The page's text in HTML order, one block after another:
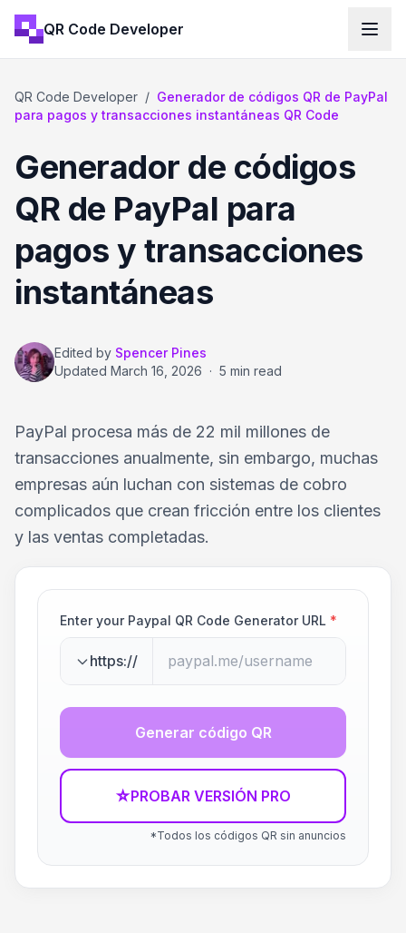
QR Code Developer
QR Code Developer / Generador de códigos QR de PayPal
para pagos y transacciones instantáneas QR Code
Generador de códigos
QR de PayPal para
pagos y transacciones
instantáneas
Edited by Spencer Pines
Updated March 16, 2026 · 5 min read
PayPal procesa más de 22 mil millones de
transacciones anualmente, sin embargo, muchas
empresas aún luchan con sistemas de cobro
complicados que crean fricción entre los clientes
y las ventas completadas.
Enter your Paypal QR Code Generator URL *
https://
Generar código QR
☆PROBAR VERSIÓN PRO
*Todos los códigos QR sin anuncios